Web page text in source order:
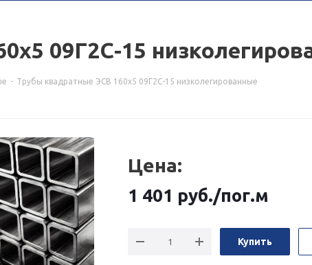
09Г2С-15
- Трубы квадратные ЭСВ 160x5 09Г2С-15 низколегированные
Цена:
1 401 руб./пог.м
Купить